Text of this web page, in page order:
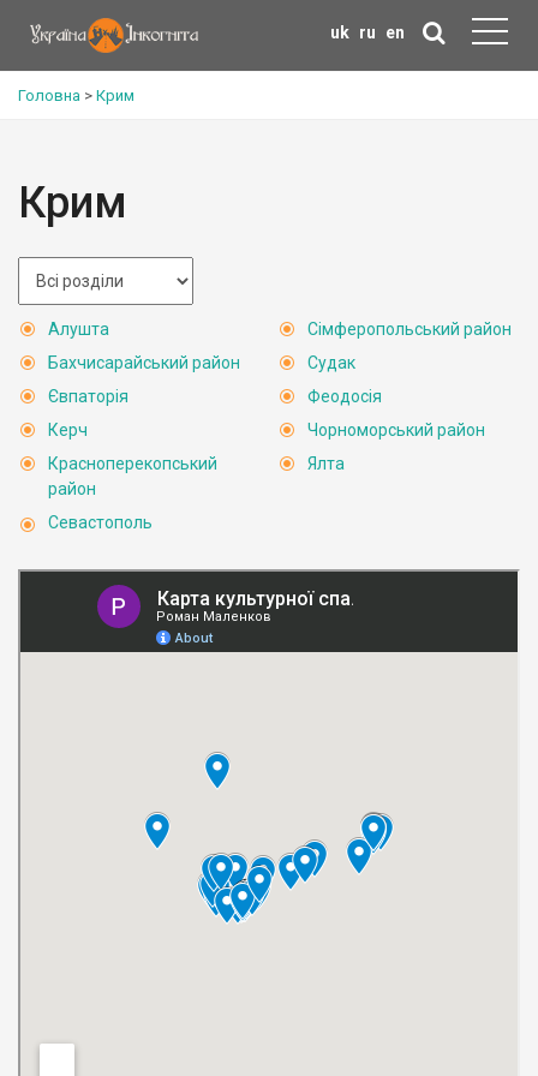
uk ru en
Головна > Крим
Крим
Алушта
Бахчисарайський район
Євпаторія
Керч
Красноперекопський
район
Севастополь
Сімферопольський район
Судак
Феодосія
Чорноморський район
Ялта